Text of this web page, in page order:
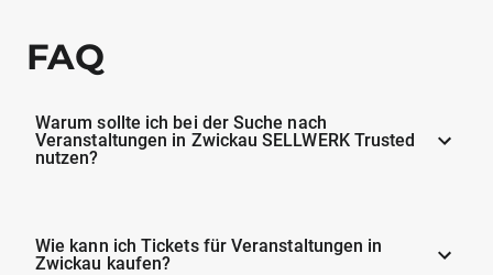
FAQ
Warum sollte ich bei der Suche nach
Veranstaltungen in Zwickau SELLWERK Trusted
nutzen?
Wie kann ich Tickets für Veranstaltungen in
Zwickau kaufen?